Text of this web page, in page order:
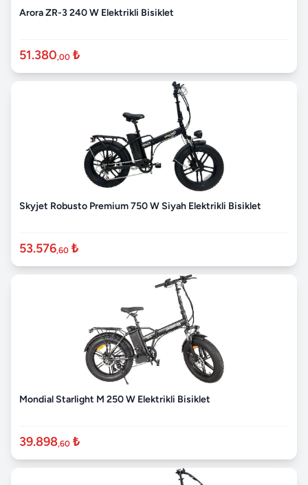
Arora ZR-3 240 W Elektrikli Bisiklet
51.380,00 ₺
Skyjet Robusto Premium 750 W Siyah Elektrikli Bisiklet
53.576,60 ₺
Mondial Starlight M 250 W Elektrikli Bisiklet
39.898,60 ₺